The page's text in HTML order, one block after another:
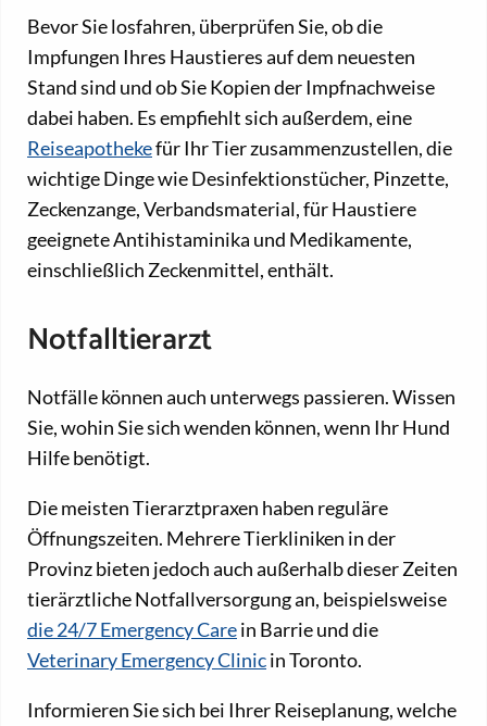
Bevor Sie losfahren, überprüfen Sie, ob die
Impfungen Ihres Haustieres auf dem neuesten
Stand sind und ob Sie Kopien der Impfnachweise
dabei haben. Es empfiehlt sich außerdem, eine
Reiseapothekefür Ihr Tier zusammenzustellen, die
wichtige Dinge wie Desinfektionstücher, Pinzette,
Zeckenzange, Verbandsmaterial, für Haustiere
geeignete Antihistaminika und Medikamente,
einschließlich Zeckenmittel, enthält.
Notfalltierarzt
Notfälle können auch unterwegs passieren. Wissen
Sie, wohin Sie sich wenden können, wenn Ihr Hund
Hilfe benötigt.
Die meisten Tierarztpraxen haben reguläre
Öffnungszeiten. Mehrere Tierkliniken in der
Provinz bieten jedoch auch außerhalb dieser Zeiten
tierärztliche Notfallversorgung an, beispielsweise
die 24/7 Emergency Carein Barrie und die
Veterinary Emergency Clinicin Toronto.
Informieren Sie sich bei Ihrer Reiseplanung, welche